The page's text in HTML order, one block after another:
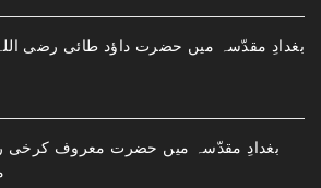
بغدادِ مقدّسہ میں حضرت داؤد طائی رضی اللہ
بغدادِ مقدّسہ میں حضرت معروف کرخی